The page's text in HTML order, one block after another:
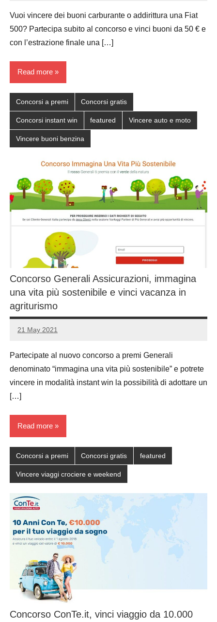
Vuoi vincere dei buoni carburante o addirittura una Fiat
500? Partecipa subito al concorso e vinci buoni da 50 € e
con l’estrazione finale una […]
Read more
Concorsi a premi Concorsi gratis
Concorsi instant win featured Vincere auto e moto
Vincere buoni benzina
Concorso Generali Assicurazioni, immagina
una vita più sostenibile e vinci vacanza in
agriturismo
21 May 2021
Luca
No
Partecipate al nuovo concorso a premi Generali
denominato “immagina una vita più sostenibile” e potrete
vincere in modalità instant win la possibilità di adottare un
[…]
Read more
Concorsi a premi Concorsi gratis featured
Vincere viaggi crociere e weekend
Concorso ConTe.it, vinci viaggio da 10.000